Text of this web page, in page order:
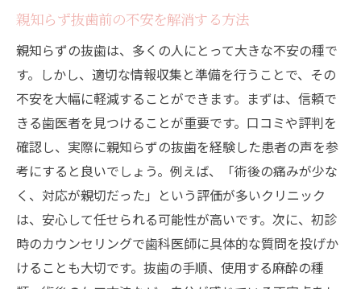
親知らず抜歯前の不安を解消する方法
親知らずの抜歯は、多くの人にとって大きな不安の種で
す。しかし、適切な情報収集と準備を行うことで、その
不安を大幅に軽減することができます。まずは、信頼で
きる歯医者を見つけることが重要です。口コミや評判を
確認し、実際に親知らずの抜歯を経験した患者の声を参
考にすると良いでしょう。例えば、「術後の痛みが少な
く、対応が親切だった」という評価が多いクリニック
は、安心して任せられる可能性が高いです。次に、初診
時のカウンセリングで歯科医師に具体的な質問を投げか
けることも大切です。抜歯の手順、使用する麻酔の種